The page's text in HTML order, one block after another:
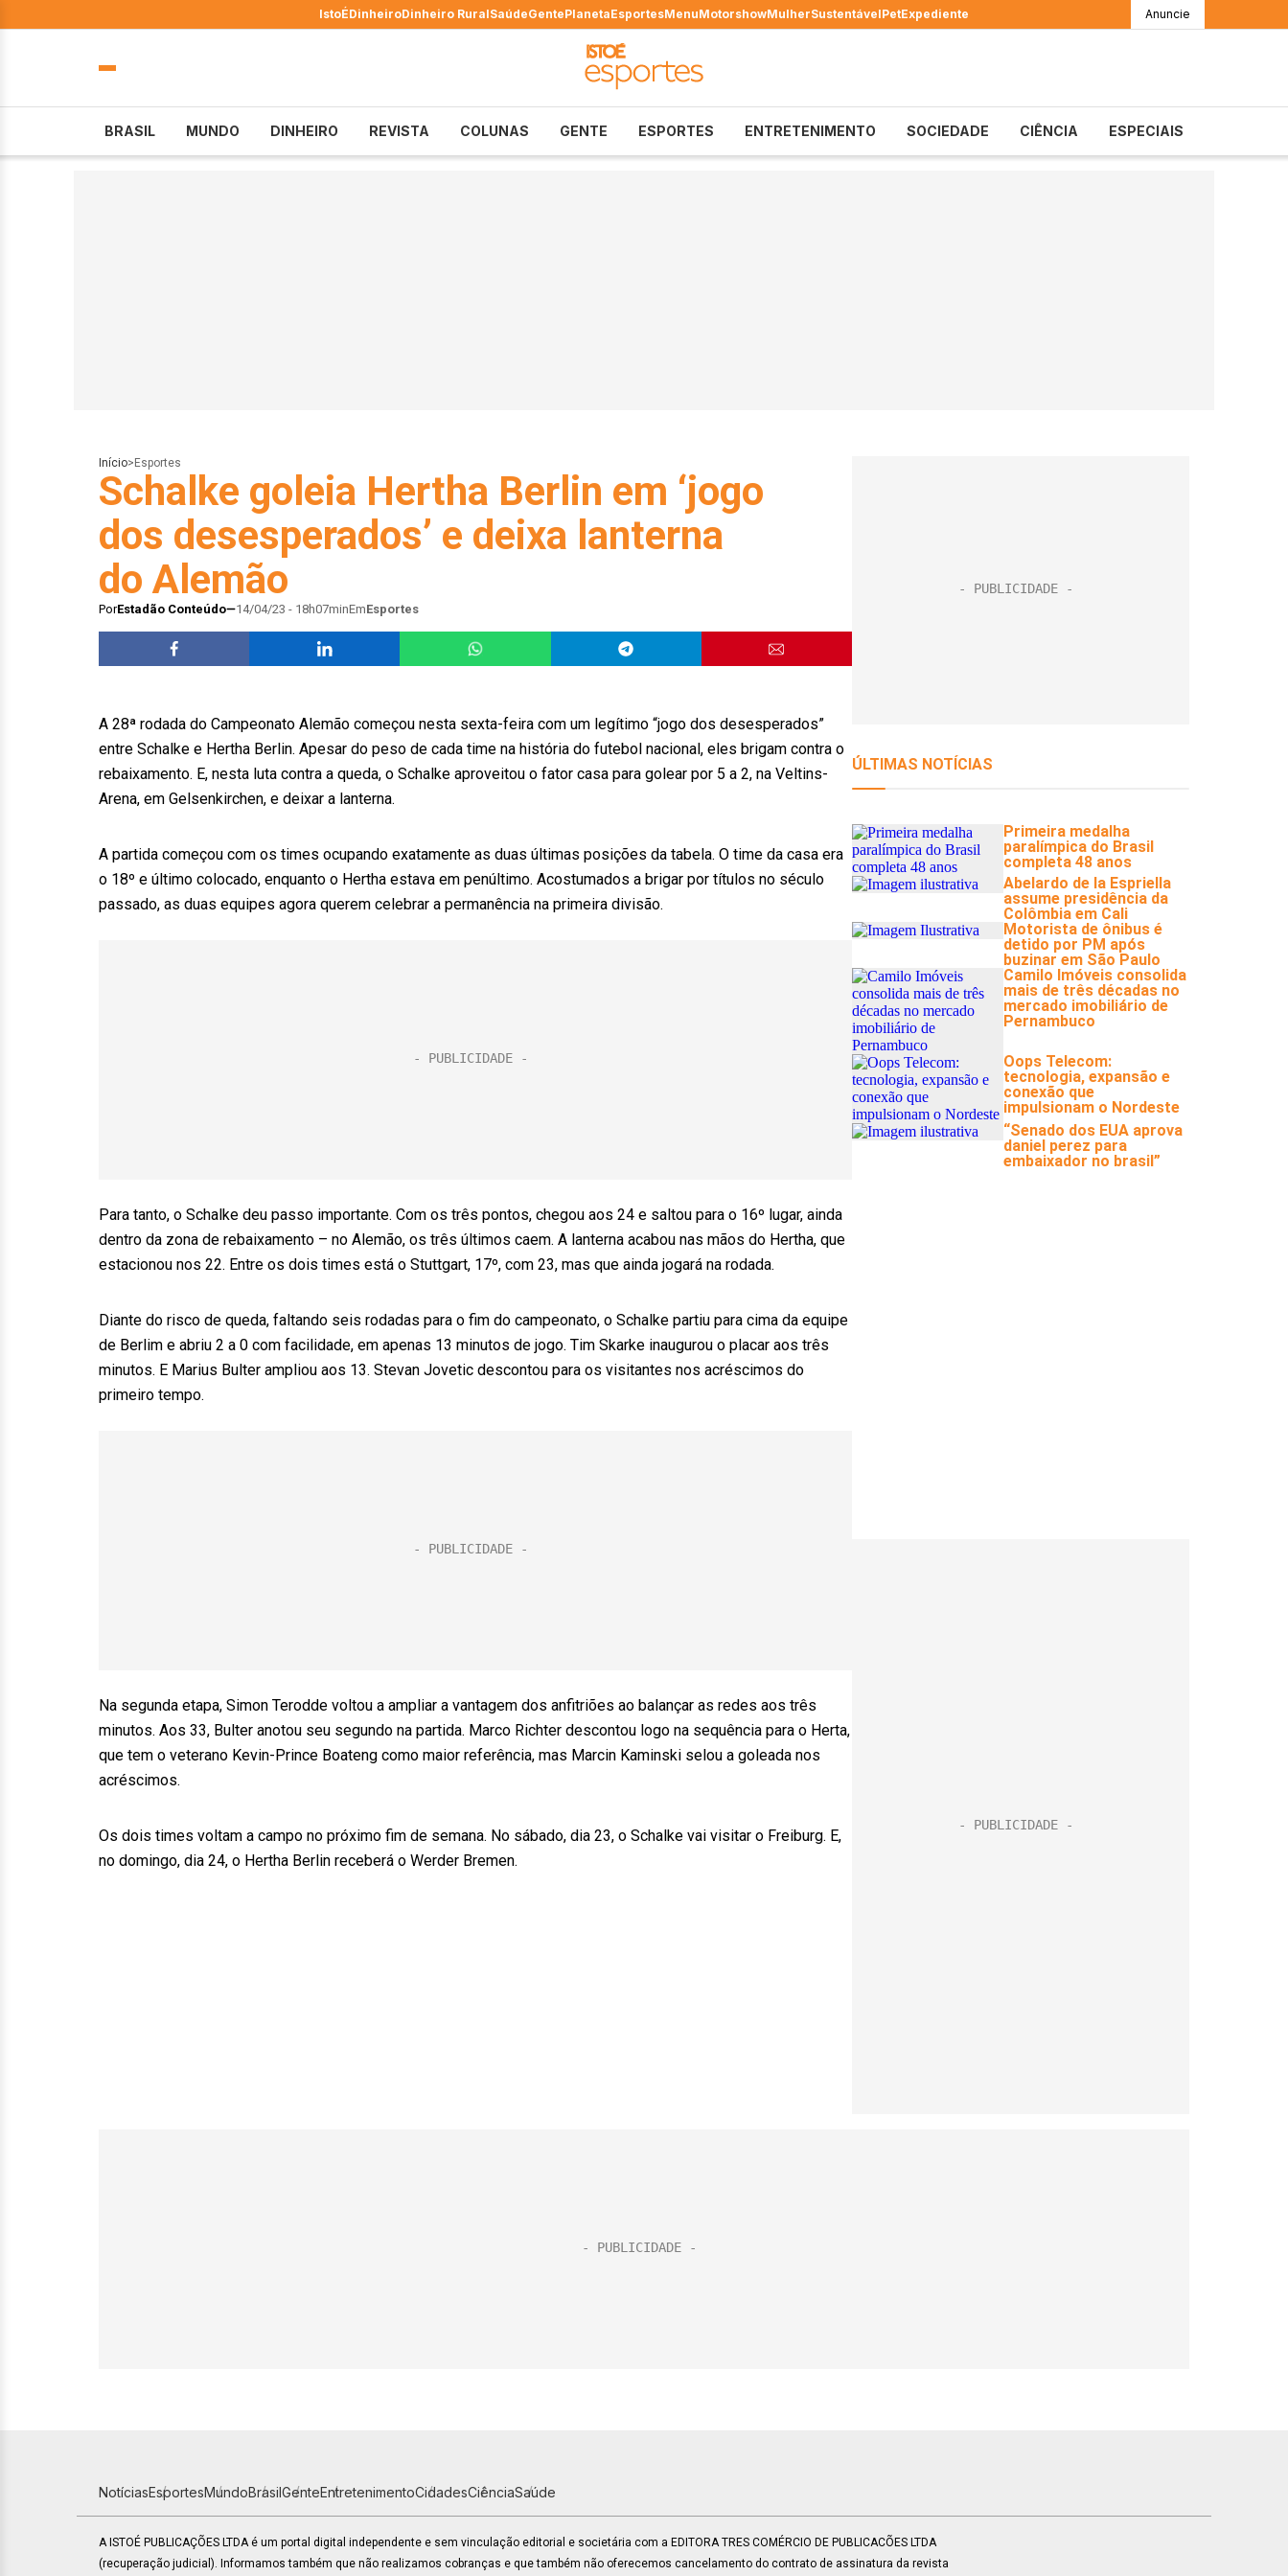
IstoÉDinheiroDinheiro RuralSaúdeGentePlanetaEsportesMenuMotorshowMulherSustentávelPetExpediente Anuncie
BRASIL MUNDO DINHEIRO REVISTA COLUNAS GENTE ESPORTES ENTRETENIMENTO SOCIEDADE CIÊNCIA ESPECIAIS
Início> Esportes
Schalke goleia Hertha Berlin em ‘jogo
dos desesperados’ e deixa lanterna
do Alemão
PorEstadão Conteúdo 14/04/23 - 18h07minEmEsportes
A 28ª rodada do Campeonato Alemão começou nesta sexta-feira com um legítimo “jogo dos desesperados”
entre Schalke e Hertha Berlin. Apesar do peso de cada time na história do futebol nacional, eles brigam contra o
rebaixamento. E, nesta luta contra a queda, o Schalke aproveitou o fator casa para golear por 5 a 2, na Veltins-
Arena, em Gelsenkirchen, e deixar a lanterna.
A partida começou com os times ocupando exatamente as duas últimas posições da tabela. O time da casa era
o 18º e último colocado, enquanto o Hertha estava em penúltimo. Acostumados a brigar por títulos no século
passado, as duas equipes agora querem celebrar a permanência na primeira divisão.
Para tanto, o Schalke deu passo importante. Com os três pontos, chegou aos 24 e saltou para o 16º lugar, ainda
dentro da zona de rebaixamento – no Alemão, os três últimos caem. A lanterna acabou nas mãos do Hertha, que
estacionou nos 22. Entre os dois times está o Stuttgart, 17º, com 23, mas que ainda jogará na rodada.
Diante do risco de queda, faltando seis rodadas para o fim do campeonato, o Schalke partiu para cima da equipe
de Berlim e abriu 2 a 0 com facilidade, em apenas 13 minutos de jogo. Tim Skarke inaugurou o placar aos três
minutos. E Marius Bulter ampliou aos 13. Stevan Jovetic descontou para os visitantes nos acréscimos do
primeiro tempo.
Na segunda etapa, Simon Terodde voltou a ampliar a vantagem dos anfitriões ao balançar as redes aos três
minutos. Aos 33, Bulter anotou seu segundo na partida. Marco Richter descontou logo na sequência para o Herta,
que tem o veterano Kevin-Prince Boateng como maior referência, mas Marcin Kaminski selou a goleada nos
acréscimos.
Os dois times voltam a campo no próximo fim de semana. No sábado, dia 23, o Schalke vai visitar o Freiburg. E,
no domingo, dia 24, o Hertha Berlin receberá o Werder Bremen.
NotíciasEsportesMundoBrasilGenteEntretenimentoCidadesCiênciaSaúde
A ISTOÉ PUBLICAÇÕES LTDA é um portal digital independente e sem vinculação editorial e societária com a EDITORA TRES COMÉRCIO DE PUBLICACÕES LTDA
(recuperação judicial). Informamos também que não realizamos cobranças e que também não oferecemos cancelamento do contrato de assinatura da revista